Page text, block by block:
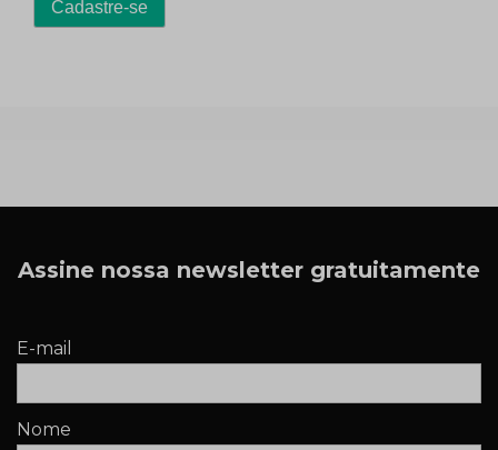
Assine nossa newsletter gratuitamente
E-mail
Nome